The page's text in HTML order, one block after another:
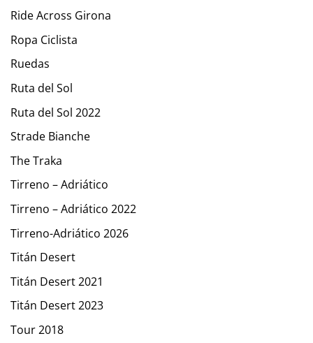
Ride Across Girona
Ropa Ciclista
Ruedas
Ruta del Sol
Ruta del Sol 2022
Strade Bianche
The Traka
Tirreno – Adriático
Tirreno – Adriático 2022
Tirreno-Adriático 2026
Titán Desert
Titán Desert 2021
Titán Desert 2023
Tour 2018